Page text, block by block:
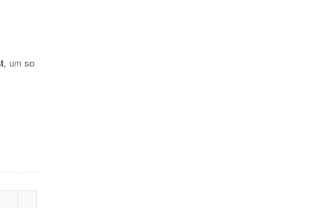
, um so